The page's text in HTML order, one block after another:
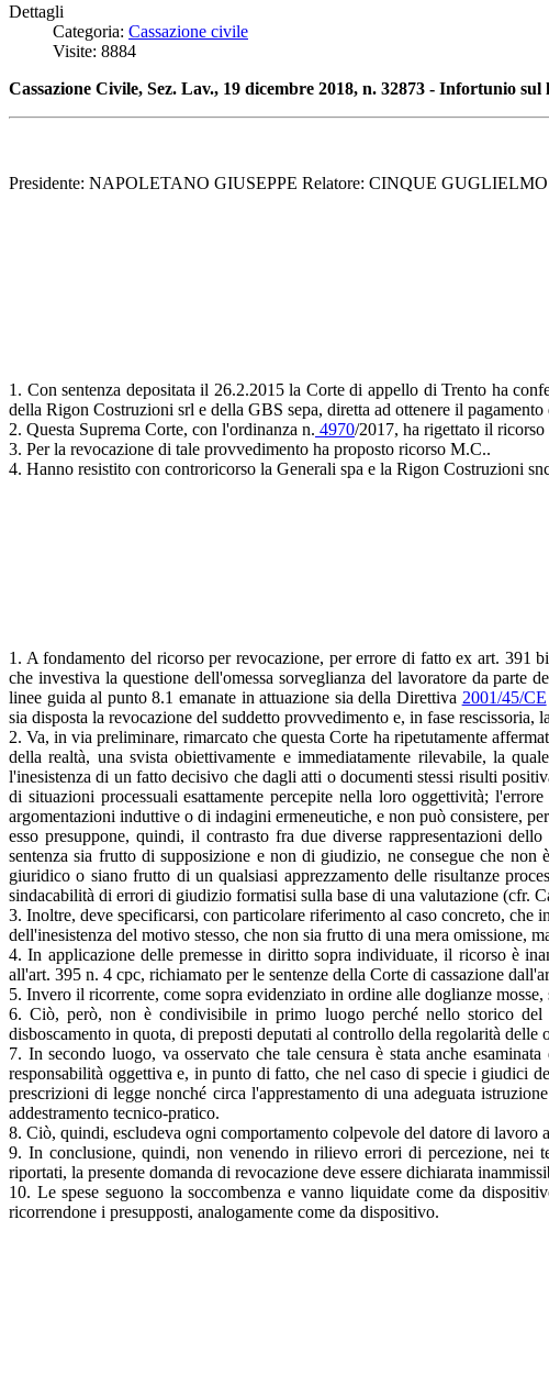
Dettagli
Categoria: Cassazione civile
Visite: 8884
Cassazione Civile, Sez. Lav., 19 dicembre 2018, n. 32873 - Infortunio
Presidente: NAPOLETANO GIUSEPPE Relatore: CINQUE GUGLIELMO
1. Con sentenza depositata il 26.2.2015 la Corte di appello di Trento ha
della Rigon Costruzioni srl e della GBS sepa, diretta ad ottenere il
2. Questa Suprema Corte, con l'ordinanza n. 4970/2017, ha rigettato il
3. Per la revocazione di tale provvedimento ha proposto ricorso M.C..
4. Hanno resistito con controricorso la Generali spa e la Rigon Costruzioni
1. A fondamento del ricorso per revocazione, per errore di fatto ex art. 391
che investiva la questione dell'omessa sorveglianza del lavoratore da parte
linee guida al punto 8.1 emanate in attuazione sia della Direttiva 2001/45/CE
sia disposta la revocazione del suddetto provvedimento e, in fase rescissoria,
2. Va, in via preliminare, rimarcato che questa Corte ha ripetutamente
della realtà, una svista obiettivamente e immediatamente rilevabile, la
l'inesistenza di un fatto decisivo che dagli atti o documenti stessi risulti
di situazioni processuali esattamente percepite nella loro oggettività;
argomentazioni induttive o di indagini ermeneutiche, e non può consistere,
esso presuppone, quindi, il contrasto fra due diverse rappresentazioni
sentenza sia frutto di supposizione e non di giudizio, ne consegue che
giuridico o siano frutto di un qualsiasi apprezzamento delle risultanze
sindacabilità di errori di giudizio formatisi sulla base di una valutazione (cfr.
3. Inoltre, deve specificarsi, con particolare riferimento al caso concreto,
dell'inesistenza del motivo stesso, che non sia frutto di una mera omissione,
4. In applicazione delle premesse in diritto sopra individuate, il ricorso è
all'art. 395 n. 4 cpc, richiamato per le sentenze della Corte di cassazione
5. Invero il ricorrente, come sopra evidenziato in ordine alle doglianze
6. Ciò, però, non è condivisibile in primo luogo perché nello storico
disboscamento in quota, di preposti deputati al controllo della regolarità
7. In secondo luogo, va osservato che tale censura è stata anche
responsabilità oggettiva e, in punto di fatto, che nel caso di specie i giudici
prescrizioni di legge nonché circa l'apprestamento di una adeguata
addestramento tecnico-pratico.
8. Ciò, quindi, escludeva ogni comportamento colpevole del datore di
9. In conclusione, quindi, non venendo in rilievo errori di percezione, nei
riportati, la presente domanda di revocazione deve essere dichiarata
10. Le spese seguono la soccombenza e vanno liquidate come da
ricorrendone i presupposti, analogamente come da dispositivo.